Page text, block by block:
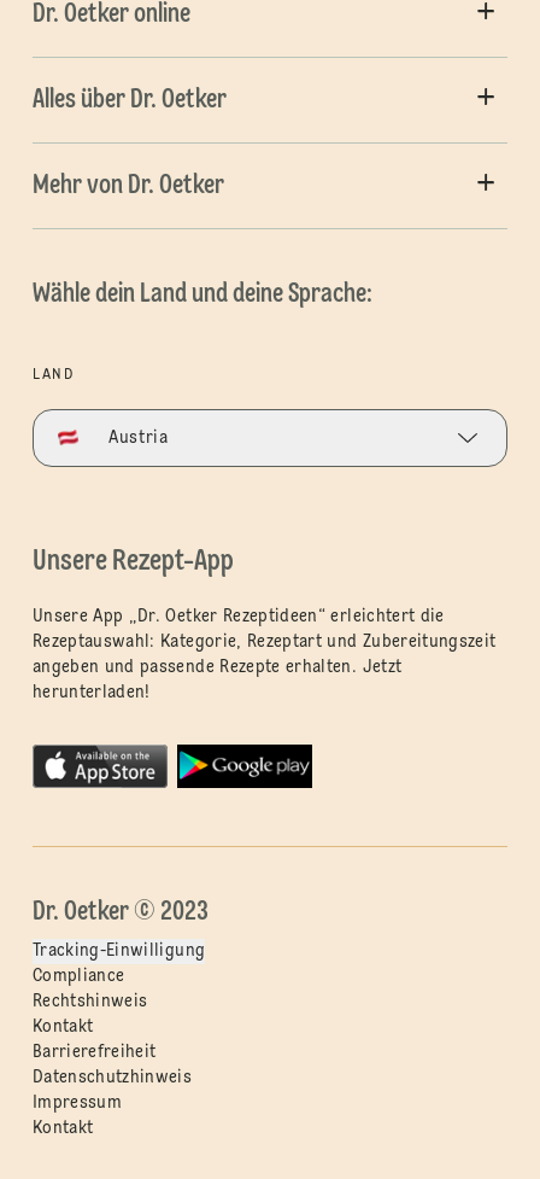
Dr. Oetker online
Alles über Dr. Oetker
Mehr von Dr. Oetker
Wähle dein Land und deine Sprache:
LAND
Austria
Unsere Rezept-App
Unsere App „Dr. Oetker Rezeptideen“ erleichtert die
Rezeptauswahl: Kategorie, Rezeptart und Zubereitungszeit
angeben und passende Rezepte erhalten. Jetzt
herunterladen!
Dr. Oetker © 2023
Tracking-Einwilligung
Compliance
Rechtshinweis
Kontakt
Barrierefreiheit
Datenschutzhinweis
Impressum
Kontakt